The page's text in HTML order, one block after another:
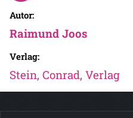
Autor:
Raimund Joos
Verlag:
Stein, Conrad, Verlag